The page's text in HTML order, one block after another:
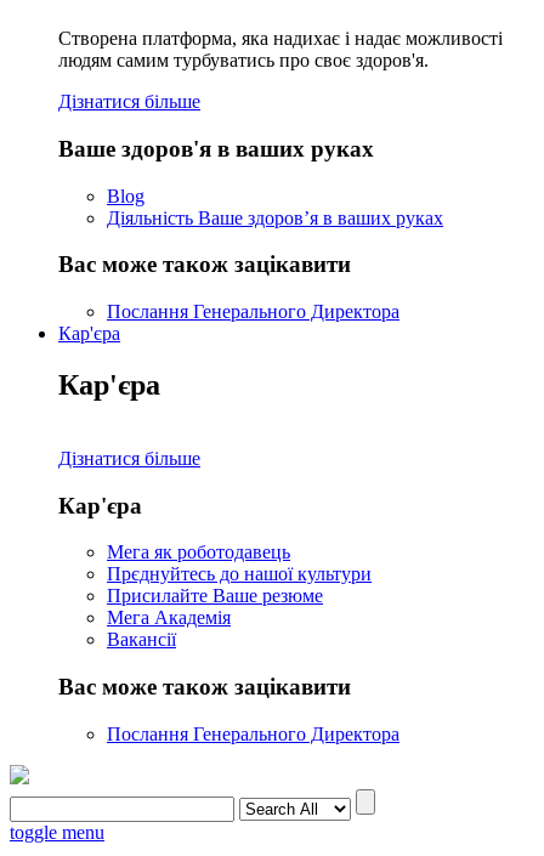
Створена платформа, яка надихає і надає можливості
людям самим турбуватись про своє здоров'я.
Дізнатися більше
Ваше здоров'я в ваших руках
Blog
Діяльність Ваше здоров’я в ваших руках
Вас може також зацікавити
Послання Генерального Директора
Кар'єра
Кар'єра
Дізнатися більше
Кар'єра
Мега як роботодавець
Прєднуйтесь до нашої культури
Присилайте Ваше резюме
Мега Академія
Вакансії
Вас може також зацікавити
Послання Генерального Директора
toggle menu